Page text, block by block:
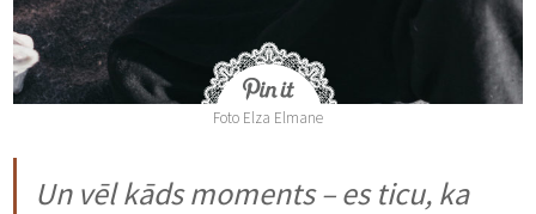
Foto Elza Elmane
Un vēl kāds moments – es ticu, ka